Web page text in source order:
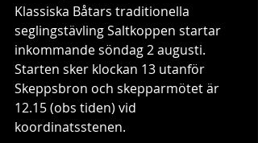
Klassiska Båtars traditionella
seglingstävling Saltkoppen startar
inkommande söndag 2 augusti.
Starten sker klockan 13 utanför
Skeppsbron och skepparmötet är
12.15 (obs tiden) vid
koordinatsstenen.